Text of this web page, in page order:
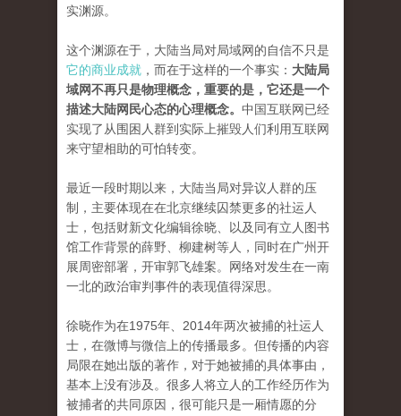
实渊源。
这个渊源在于，大陆当局对局域网的自信不只是
它的商业成就 ，而在于这样的一个事实： 大陆局
域网不再只是物理概念，重要的是，它还是一个
描述大陆网民心态的心理概念。 中国互联网已经
实现了从围困人群到实际上摧毁人们利用互联网
来守望相助的可怕转变。
最近一段时期以来，大陆当局对异议人群的压
制，主要体现在在北京继续囚禁更多的社运人
士，包括财新文化编辑徐晓、以及同有立人图书
馆工作背景的薛野、柳建树等人，同时在广州开
展周密部署，开审郭飞雄案。网络对发生在一南
一北的政治审判事件的表现值得深思。
徐晓作为在1975年、2014年两次被捕的社运人
士，在微博与微信上的传播最多。但传播的内容
局限在她出版的著作，对于她被捕的具体事由，
基本上没有涉及。很多人将立人的工作经历作为
被捕者的共同原因，很可能只是一厢情愿的分